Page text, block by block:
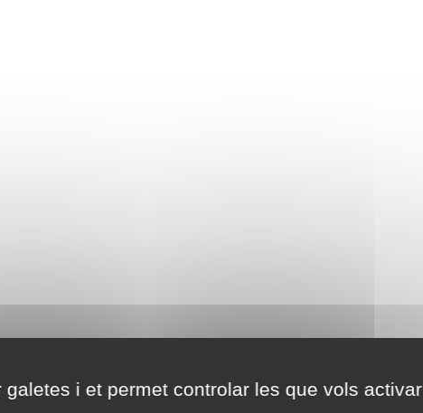
i et permet controlar les que vols activar